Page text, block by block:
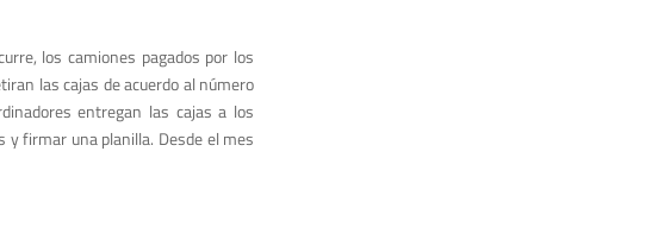
los camiones pagados por los
las cajas de acuerdo al número
entregan las cajas a los
y firmar una planilla. Desde el mes